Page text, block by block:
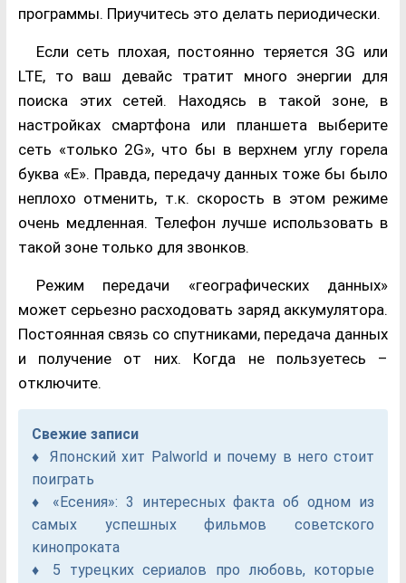
программы. Приучитесь это делать периодически.
Если сеть плохая, постоянно теряется 3G или
LTE, то ваш девайс тратит много энергии для
поиска этих сетей. Находясь в такой зоне, в
настройках смартфона или планшета выберите
сеть «только 2G», что бы в верхнем углу горела
буква «E». Правда, передачу данных тоже бы было
неплохо отменить, т.к. скорость в этом режиме
очень медленная. Телефон лучше использовать в
такой зоне только для звонков.
Режим передачи «географических данных»
может серьезно расходовать заряд аккумулятора.
Постоянная связь со спутниками, передача данных
и получение от них. Когда не пользуетесь –
отключите.
Свежие записи
Японский хит Palworld и почему в него стоит
поиграть
«Есения»: 3 интересных факта об одном из
самых успешных фильмов советского
кинопроката
5 турецких сериалов про любовь, которые